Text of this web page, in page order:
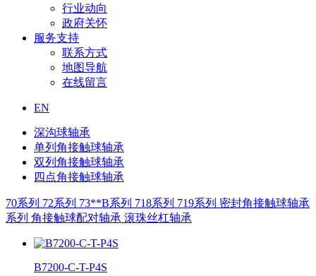
行业动向
政府关怀
服务支持
联系方式
地图导航
在线留言
EN
深沟球轴承
单列角接触球轴承
双列角接触球轴承
四点角接触球轴承
70系列 72系列 73**B系列 718系列 719系列 密封角接触球轴承
系列 角接触球配对轴承 滚珠丝杠轴承
B7200-C-T-P4S